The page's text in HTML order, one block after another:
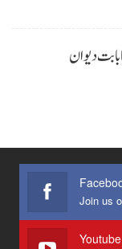
بابت دیوان
Youtube